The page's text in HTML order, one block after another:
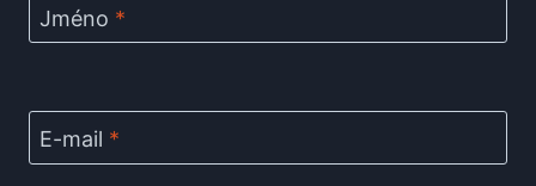
Jméno *
E-mail *